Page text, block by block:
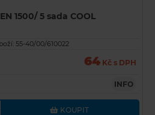
1500/ 5 sada COOL
55-40/00/610022
64 Kč s DPH
INFO
KOUPIT